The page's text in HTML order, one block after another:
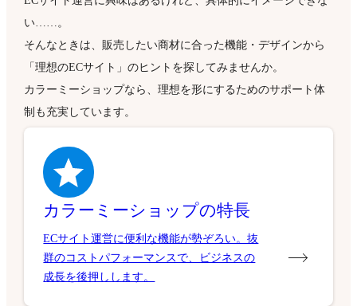
い……。
そんなときは、販売したい商材に合った機能・デザインから
「理想のECサイト」のヒントを探してみませんか。
カラーミーショップなら、理想を形にするためのサポート体
制も充実しています。
カラーミーショップの特長
ECサイト運営に便利な機能が勢ぞろい。抜
群のコストパフォーマンスで、ビジネスの
成長を後押しします。